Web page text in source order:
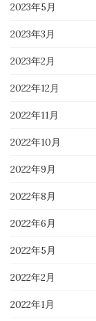
2023年5月
2023年3月
2023年2月
2022年12月
2022年11月
2022年10月
2022年9月
2022年8月
2022年6月
2022年5月
2022年2月
2022年1月